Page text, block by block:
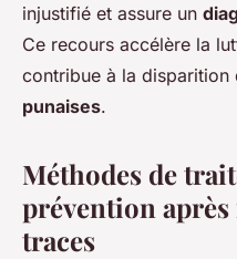
injustifié et assure un
Ce recours accélère la
contribue à la disparition
punaises.
Méthodes de
prévention
traces